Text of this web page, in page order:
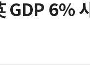
GDP 6%